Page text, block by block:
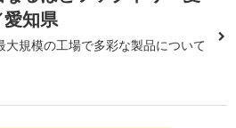
愛知県
大規模の工場で多彩な製品について